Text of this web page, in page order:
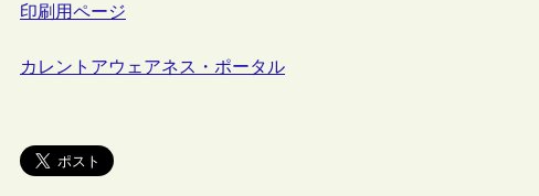
印刷用ページ
カレントアウェアネス・ポータル